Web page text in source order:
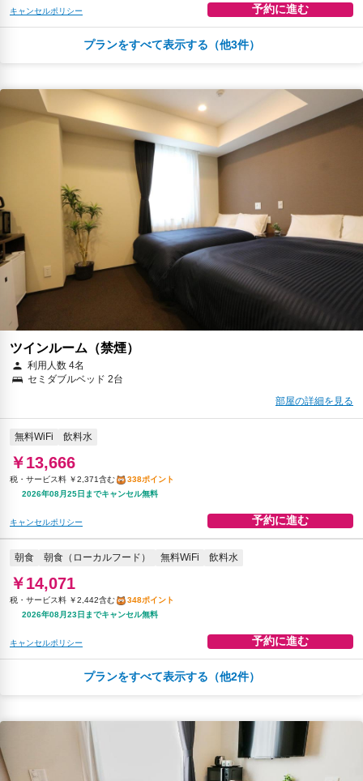
キャンセルポリシー 予約に進む
キャンセルポリシー 予約に進む
朝食（ローカルフード） 無料WiFi
￥15,635
税・サービス料 ￥2,714含む
387ポイント
キャンセルポリシー 予約に進む
無料WiFi
￥31,245
税・サービス料 ￥2,865含む
キャンセルポリシー
プランをすべて表示する（他3件）
ツインルーム（禁煙）
利用人数 4名
セミダブルベッド 2台
部屋の詳細を見る
無料WiFi 飲料水
￥13,666
税・サービス料 ￥2,371含む
338ポイント
2026年08月25日までキャンセル無料
キャンセルポリシー 予約に進む
朝食 朝食（ローカルフード） 無料WiFi 飲料水
￥14,071
税・サービス料 ￥2,442含む
348ポイント
2026年08月23日までキャンセル無料
キャンセルポリシー 予約に進む
飲料水
税・サービス料 ￥2,635含む
376ポイント
予約に進む
プランをすべて表示する（他2件）